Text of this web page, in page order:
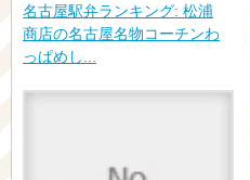
名古屋駅弁ランキング: 松浦
商店の名古屋名物コーチンわ
っぱめし...